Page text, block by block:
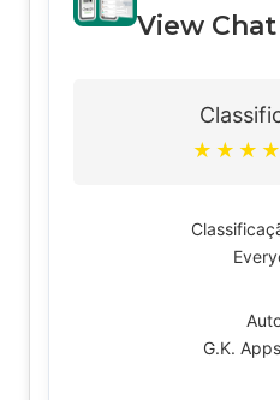
View Chat
★ ★ ★ ★
G.K.